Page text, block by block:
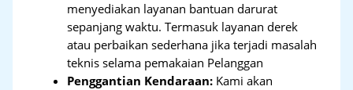
menyediakan layanan bantuan darurat
sepanjang waktu. Termasuk layanan derek
atau perbaikan sederhana jika terjadi masalah
teknis selama pemakaian Pelanggan
Penggantian Kendaraan: Kami akan